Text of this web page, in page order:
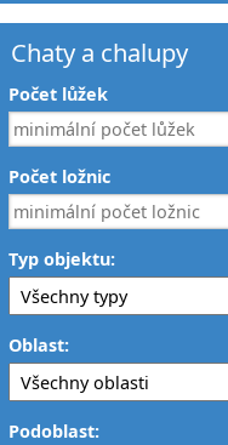
Chaty a chalupy
Počet lůžek
Počet ložnic
Typ objektu:
Oblast:
Podoblast: